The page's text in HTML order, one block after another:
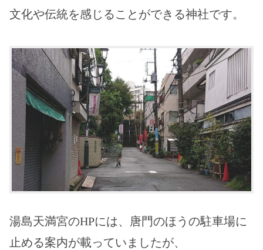
文化や伝統を感じることができる神社です。
湯島天満宮のHPには、唐門のほうの駐車場に
止める案内が載っていましたが、